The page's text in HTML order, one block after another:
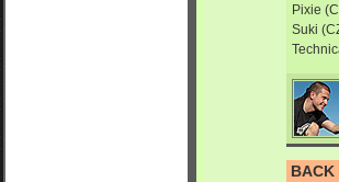
Pixie
Suki
BACK